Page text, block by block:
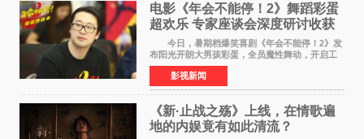
电影《年会不能停！2》舞蹈彩蛋
超欢乐 专家座谈会深度研讨收获
满满
今日，暑期档爆笑喜剧《年会不能停！2》发
布阳光开朗大男孩彩蛋，全员魔性舞动，开启工
位狂欢模式。影片于昨日同步举办专家座谈会，
导演董润年、总制片人应萝佳出席现场，与一众
业内、学界专家
影视新闻
《新·止战之殇》上线，在情歌遍
地的内娱竟有如此清流？